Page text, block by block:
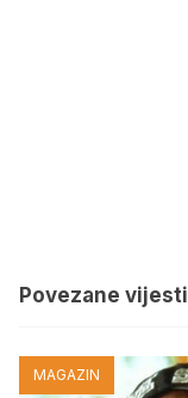
Povezane vijesti
MAGAZIN